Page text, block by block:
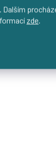
zde.